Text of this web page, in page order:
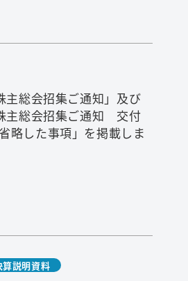
主総会招集ご通知」及び
主総会招集ご通知 交付
略した事項」を掲載しま
算説明資料